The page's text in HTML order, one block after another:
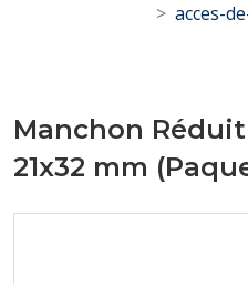
acces-
Manchon
21x32 mm